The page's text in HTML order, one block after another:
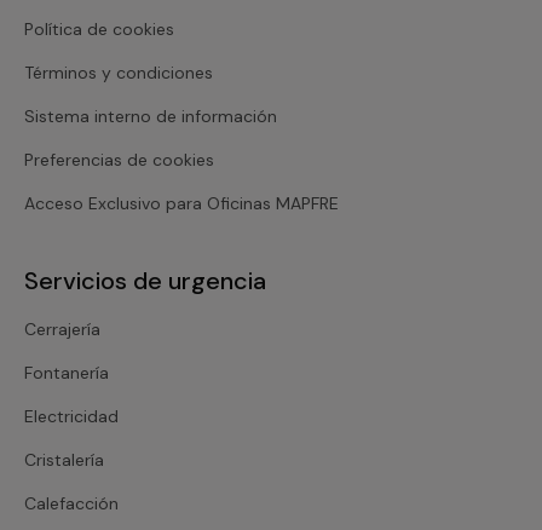
Política de cookies
Términos y condiciones
Sistema interno de información
Preferencias de cookies
Acceso Exclusivo para Oficinas MAPFRE
Servicios de urgencia
Cerrajería
Fontanería
Electricidad
Cristalería
Calefacción